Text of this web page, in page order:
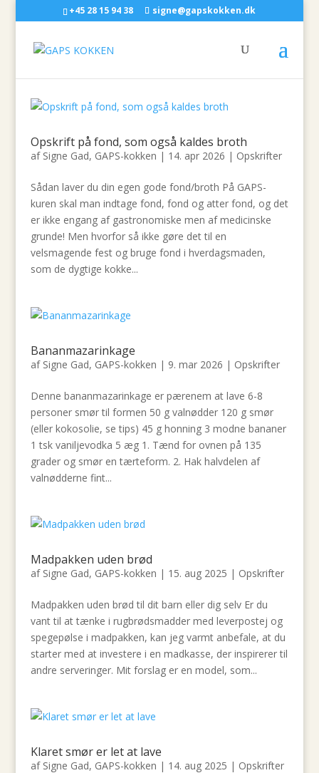
+45 28 15 94 38 signe@gapskokken.dk
Opskrift på fond, som også kaldes broth
af Signe Gad, GAPS-kokken | 14. apr 2026 | Opskrifter
Sådan laver du din egen gode fond/broth På GAPS-
kuren skal man indtage fond, fond og atter fond, og det
er ikke engang af gastronomiske men af medicinske
grunde! Men hvorfor så ikke gøre det til en
velsmagende fest og bruge fond i hverdagsmaden,
som de dygtige kokke...
Bananmazarinkage
af Signe Gad, GAPS-kokken | 9. mar 2026 | Opskrifter
Denne bananmazarinkage er pærenem at lave 6-8
personer smør til formen 50 g valnødder 120 g smør
(eller kokosolie, se tips) 45 g honning 3 modne bananer
1 tsk vaniljevodka 5 æg 1. Tænd for ovnen på 135
grader og smør en tærteform. 2. Hak halvdelen af
valnødderne fint...
Madpakken uden brød
af Signe Gad, GAPS-kokken | 15. aug 2025 | Opskrifter
Madpakken uden brød til dit barn eller dig selv Er du
vant til at tænke i rugbrødsmadder med leverpostej og
spegepølse i madpakken, kan jeg varmt anbefale, at du
starter med at investere i en madkasse, der inspirerer til
andre serveringer. Mit forslag er en model, som...
Klaret smør er let at lave
af Signe Gad, GAPS-kokken | 14. aug 2025 | Opskrifter